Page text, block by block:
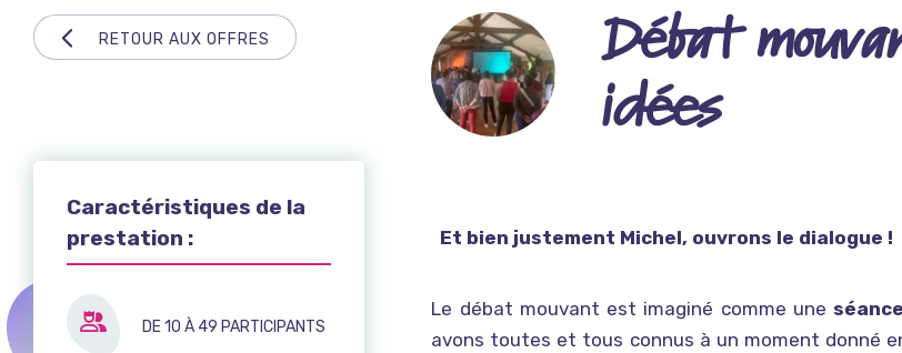
RETOUR AUX OFFRES
Caractéristiques de la
prestation :
DE 10 À 49 PARTICIPANTS
Débat
idées
Et bien justement Michel, ouvrons le dialogue !
Le débat mouvant est imaginé comme une
avons toutes et tous connus à un moment donné